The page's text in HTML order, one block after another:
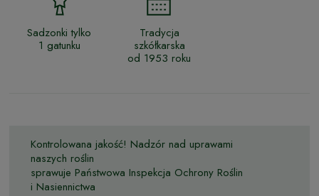
Sadzonki tylko
1 gatunku
Tradycja
szkółkarska
od 1953 roku
Kontrolowana jakość! Nadzór nad uprawami
naszych roślin
sprawuje Państwowa Inspekcja Ochrony Roślin
i Nasiennictwa